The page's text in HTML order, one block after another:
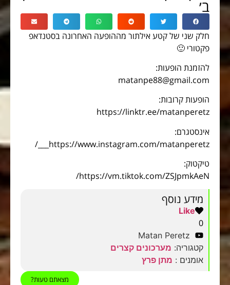
ב׳
חלק שני של קטע אילתור מההופעה האחרונה בסטנדאפ
פקטורי 🙂
להזמנת הופעות:
matanpe88@gmail.com
הופעות קרובות:
https://linktr.ee/matanperetz
אינסטגרם:
https://www.instagram.com/matanperetz___/
טיקטוק:
https://vm.tiktok.com/ZSJpmkAeN/
מידע נוסף
Like
0
Matan Peretz
קטגוריה: מערכונים קצרים
אומנים : מתן פרץ
מצאתם טעות?